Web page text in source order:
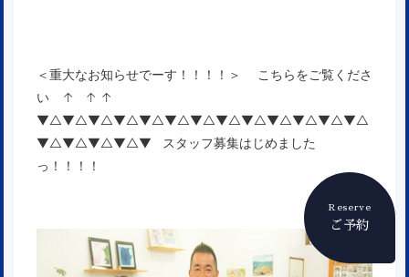
Reserve
ご予約
＜重大なお知らせでーす！！！！＞
こちらをご覧くださ
い ↑ ↑ ↑
▼△▼△▼△▼△▼△▼△▼△▼△▼△▼△▼△▼△▼△
▼△▼△▼△▼△▼ スタッフ募集はじめました
っ！！！！